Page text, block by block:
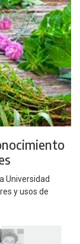
Universidad
y usos de